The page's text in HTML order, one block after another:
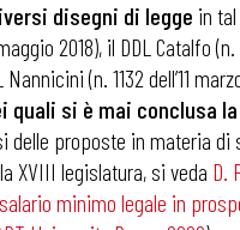
disegni di legge in
2018), il DDL Catalfo
Nannicini (n. 1132 dell’11
quali si è mai conclusa
delle proposte in materia
XVIII legislatura, si veda D.
minimo legale in